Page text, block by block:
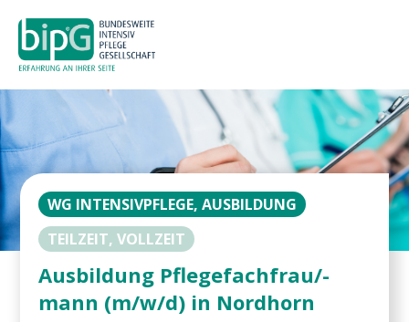
WG INTENSIVPFLEGE, AUSBILDUNG
TEILZEIT, VOLLZEIT
Ausbildung Pflegefachfrau/-
mann (m/w/d) in Nordhorn